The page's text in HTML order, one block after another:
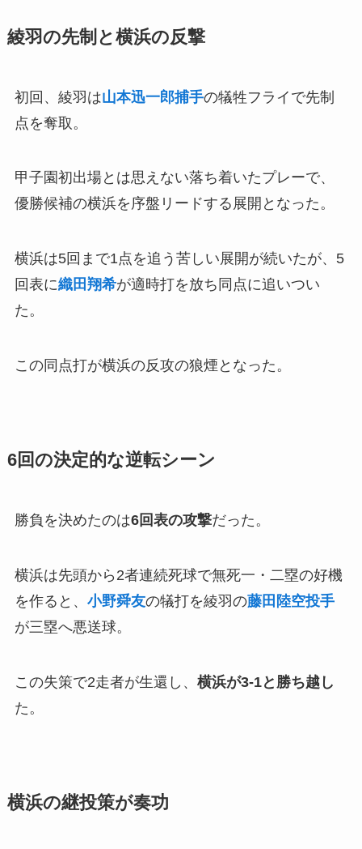
綾羽の先制と横浜の反撃
初回、綾羽は山本迅一郎捕手の犠牲フライで先制
点を奪取。
甲子園初出場とは思えない落ち着いたプレーで、
優勝候補の横浜を序盤リードする展開となった。
横浜は5回まで1点を追う苦しい展開が続いたが、5
回表に織田翔希が適時打を放ち同点に追いつい
た。
この同点打が横浜の反攻の狼煙となった。
6回の決定的な逆転シーン
勝負を決めたのは6回表の攻撃だった。
横浜は先頭から2者連続死球で無死一・二塁の好機
を作ると、 小野舜友の犠打を綾羽の藤田陸空投手
が三塁へ悪送球。
この失策で2走者が生還し、 横浜が3-1と勝ち越し
た。
横浜の継投策が奏功